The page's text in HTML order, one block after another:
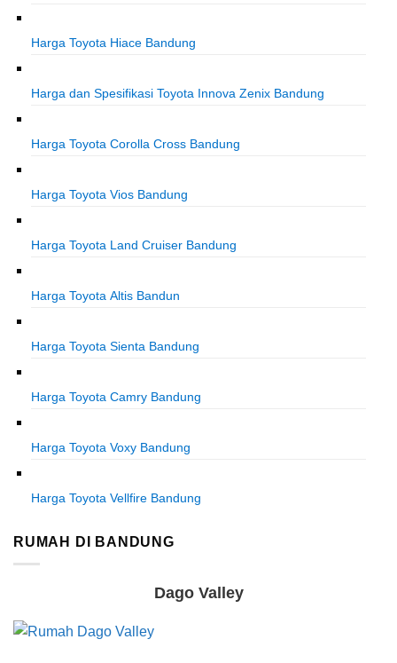
Harga Toyota Hiace Bandung
Harga dan Spesifikasi Toyota Innova Zenix Bandung
Harga Toyota Corolla Cross Bandung
Harga Toyota Vios Bandung
Harga Toyota Land Cruiser Bandung
Harga Toyota Altis Bandun
Harga Toyota Sienta Bandung
Harga Toyota Camry Bandung
Harga Toyota Voxy Bandung
Harga Toyota Vellfire Bandung
RUMAH DI BANDUNG
Dago Valley